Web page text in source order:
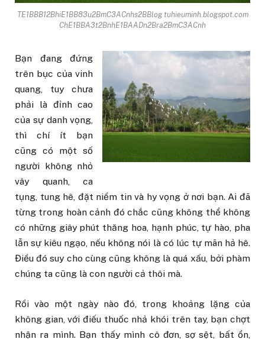
TE1BBB12BhiE1BB83u2BmC3ACnhs2BBlog tuhieuminh.blogspot.com
ChE1BBA3t2BnhE1BAADn2Bra2BmC3ACnh
Bạn đang đứng
trên bục của vinh
quang, tuy chưa
phải là đỉnh cao
của sự danh vọng,
thì chí ít bạn
cũng có một số
người không nhỏ
vây quanh, ca
tụng, tung hê, đặt niềm tin và hy vọng ở nơi bạn. Ai đã
từng trong hoàn cảnh đó chắc cũng không thể không
có những giây phút thăng hoa, hạnh phúc, tự hào, pha
lẫn sự kiêu ngạo, nếu không nói là có lúc tự mãn hả hê.
Điều đó suy cho cùng cũng không là quá xấu, bởi phàm
chúng ta cũng là con người cả thôi mà.
Rồi vào một ngày nào đó, trong khoảng lặng của
không gian, với điếu thuốc nhả khói trên tay, bạn chợt
nhận ra mình. Bạn thấy mình cô đơn, sợ sệt, bất ổn,